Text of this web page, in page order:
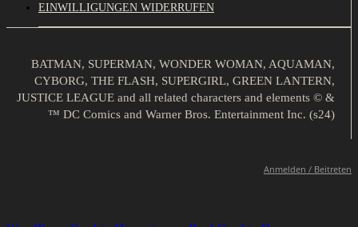
EINWILLIGUNGEN WIDERRUFEN
BATMAN, SUPERMAN, WONDER WOMAN, AQUAMAN,
CYBORG, THE FLASH, SUPERGIRL, GREEN LANTERN,
JUSTICE LEAGUE and all related characters and elements © &
™ DC Comics and Warner Bros. Entertainment Inc. (s24)
Anmelden / Beitreten